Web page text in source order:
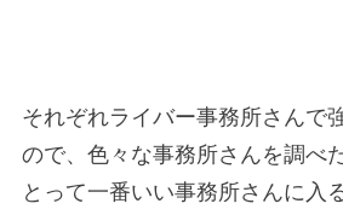
それぞれライバー事務所さんで
ので、色々な事務所さんを調べ
とって一番いい事務所さんに入